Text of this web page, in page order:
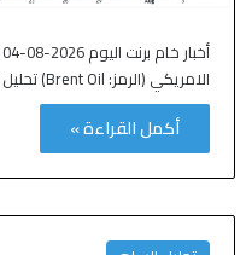
الامريكي (الرمز: Brent Oil) تحليل خام برنت مرفق توقعات خبراء…
أكمل القراءة »